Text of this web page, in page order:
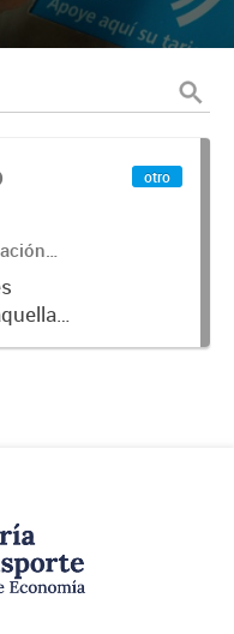
la
otro